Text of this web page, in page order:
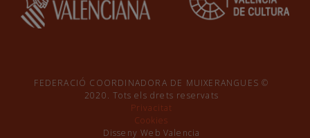
FEDERACIÓ COORDINADORA DE MUIXERANGUES ©
2020. Tots els drets reservats
Privacitat
Cookies
Disseny Web Valencia